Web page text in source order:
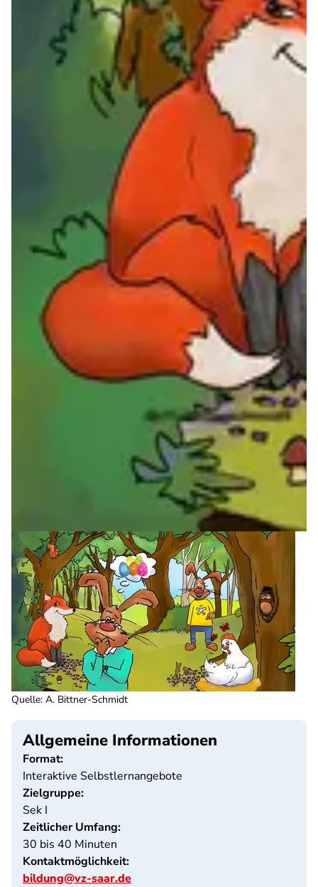
Quelle: A. Bittner-Schmidt
Allgemeine Informationen
Format:
Interaktive Selbstlernangebote
Zielgruppe:
Sek I
Zeitlicher Umfang:
30 bis 40 Minuten
Kontaktmöglichkeit:
bildung@vz-saar.de